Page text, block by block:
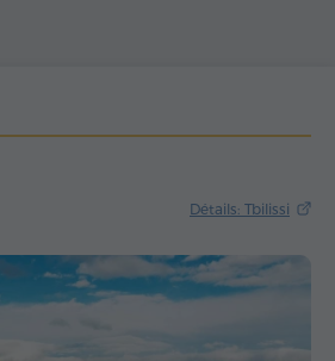
Détails: Tbilissi